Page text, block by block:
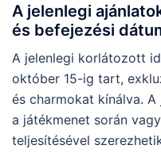
A jelenlegi
és befejezési
A jelenlegi korlátozott
október 15-ig tart,
és charmokat kínálva.
a játékmenet során
teljesítésével